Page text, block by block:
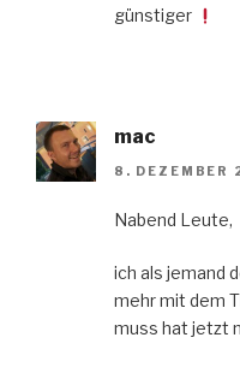
günstiger
mac
8. DEZEMBER
Nabend Leute,
ich als jemand
mehr mit dem
muss hat jetzt